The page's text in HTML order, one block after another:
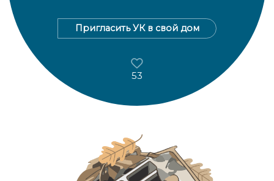
Пригласить УК в свой дом
53